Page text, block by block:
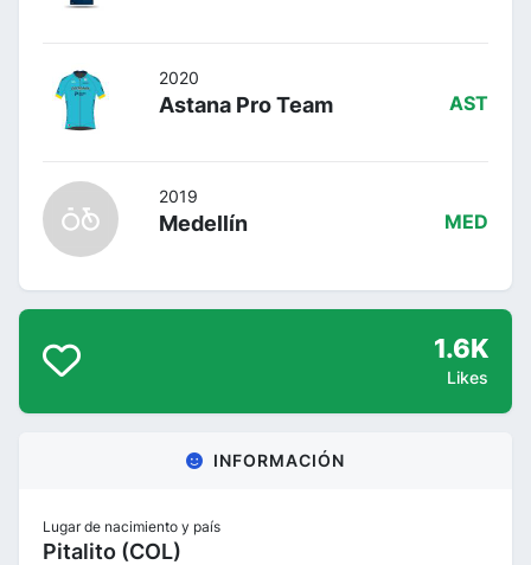
2020
Astana Pro Team AST
2019
Medellín MED
1.6K
Likes
INFORMACIÓN
Lugar de nacimiento y país
Pitalito (COL)